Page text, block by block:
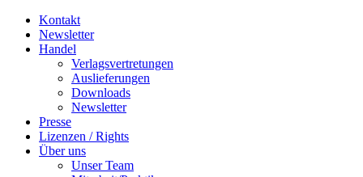
Kontakt
Newsletter
Handel
Verlagsvertretungen
Auslieferungen
Downloads
Newsletter
Presse
Lizenzen / Rights
Über uns
Unser Team